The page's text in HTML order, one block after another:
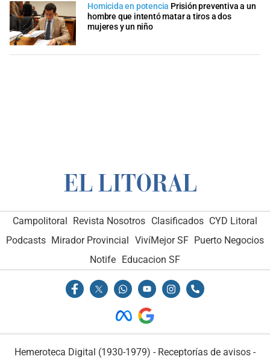
Homicida en potencia Prisión preventiva a un
hombre que intentó matar a tiros a dos
mujeres y un niño
Campolitoral Revista Nosotros Clasificados CYD Litoral
Podcasts Mirador Provincial VivíMejor SF Puerto Negocios
Notife Educacion SF
Hemeroteca Digital (1930-1979) - Receptorías de avisos -